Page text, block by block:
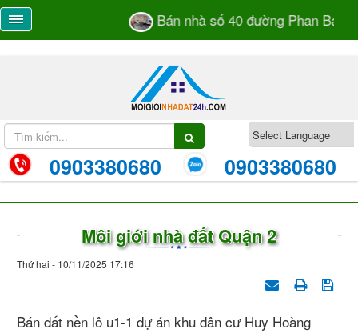
Bán nhà số 40 đường Phan Bá
0903380680 0903380680
Môi giới nhà đất Quận 2
Thứ hai - 10/11/2025 17:16
Bán đất nền lô u1-1 dự án khu dân cư Huy Hoàng